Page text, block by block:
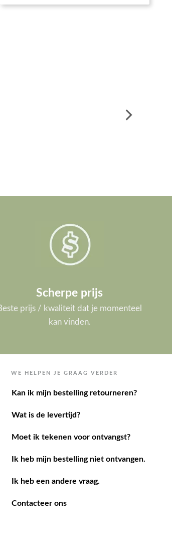
Beste prijs / kwaliteit dat je momenteel
kan vinden.
Kan ik mijn bestelling retourneren?
Wat is de levertijd?
Moet ik tekenen voor ontvangst?
Ik heb mijn bestelling niet ontvangen.
Ik heb een andere vraag.